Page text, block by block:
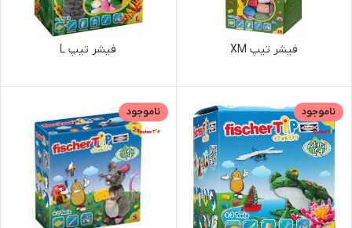
فیشر تیپ XM فیشر تیپ L
ناموجود ناموجود